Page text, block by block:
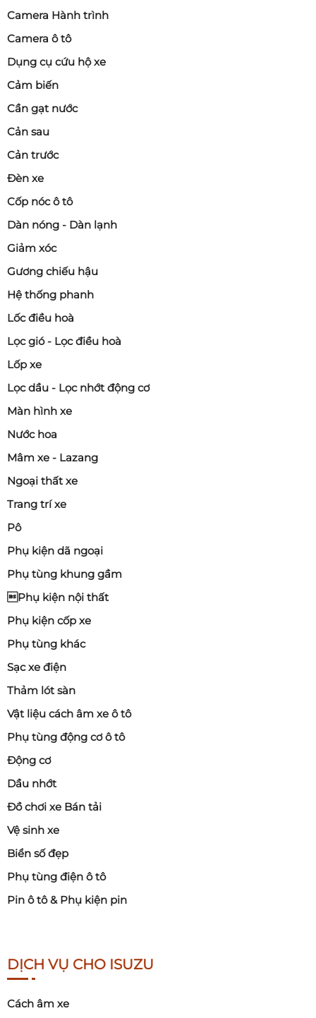
Camera Hành trình
Camera ô tô
Dụng cụ cứu hộ xe
Cảm biến
Cần gạt nước
Cản sau
Cản trước
Đèn xe
Cốp nóc ô tô
Dàn nóng - Dàn lạnh
Giảm xóc
Gương chiếu hậu
Hệ thống phanh
Lốc điều hoà
Lọc gió - Lọc điều hoà
Lốp xe
Lọc dầu - Lọc nhớt động cơ
Màn hình xe
Nước hoa
Mâm xe - Lazang
Ngoại thất xe
Trang trí xe
Pô
Phụ kiện dã ngoại
Phụ tùng khung gầm
Phụ kiện nội thất
Phụ kiện cốp xe
Phụ tùng khác
Sạc xe điện
Thảm lót sàn
Vật liệu cách âm xe ô tô
Phụ tùng động cơ ô tô
Động cơ
Dầu nhớt
Đồ chơi xe Bán tải
Vệ sinh xe
Biển số đẹp
Phụ tùng điện ô tô
Pin ô tô & Phụ kiện pin
DỊCH VỤ CHO ISUZU
Cách âm xe